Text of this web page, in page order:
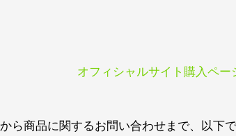
オフィシャルサイト購入ペー
ら商品に関するお問い合わせまで、以下